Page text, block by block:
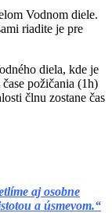
Vodnom diele.
riadite je pre
diela, kde je
požičania (1h)
člnu zostane čas
aj osobne
a úsmevom.“